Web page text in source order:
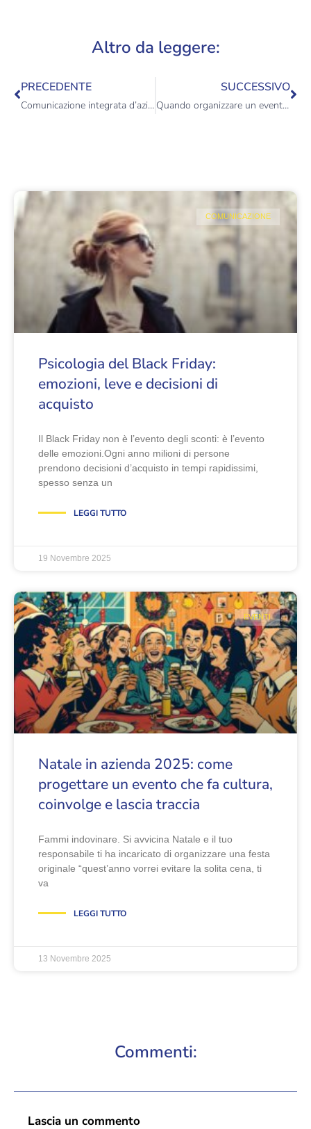
Altro da leggere:
PRECEDENTE
Comunicazione integrata d’azienda: che cos’è? Cosa sapere
SUCCESSIVO
Quando organizzare un evento aziendale: le linee guida
COMUNICAZIONE
Psicologia del Black Friday:
emozioni, leve e decisioni di
acquisto
Il Black Friday non è l’evento degli sconti: è l’evento
delle emozioni.Ogni anno milioni di persone
prendono decisioni d’acquisto in tempi rapidissimi,
spesso senza un
LEGGI TUTTO
19 Novembre 2025
EVENTI
Natale in azienda 2025: come
progettare un evento che fa cultura,
coinvolge e lascia traccia
Fammi indovinare. Si avvicina Natale e il tuo
responsabile ti ha incaricato di organizzare una festa
originale “quest’anno vorrei evitare la solita cena, ti
va
LEGGI TUTTO
13 Novembre 2025
Commenti:
Lascia un commento